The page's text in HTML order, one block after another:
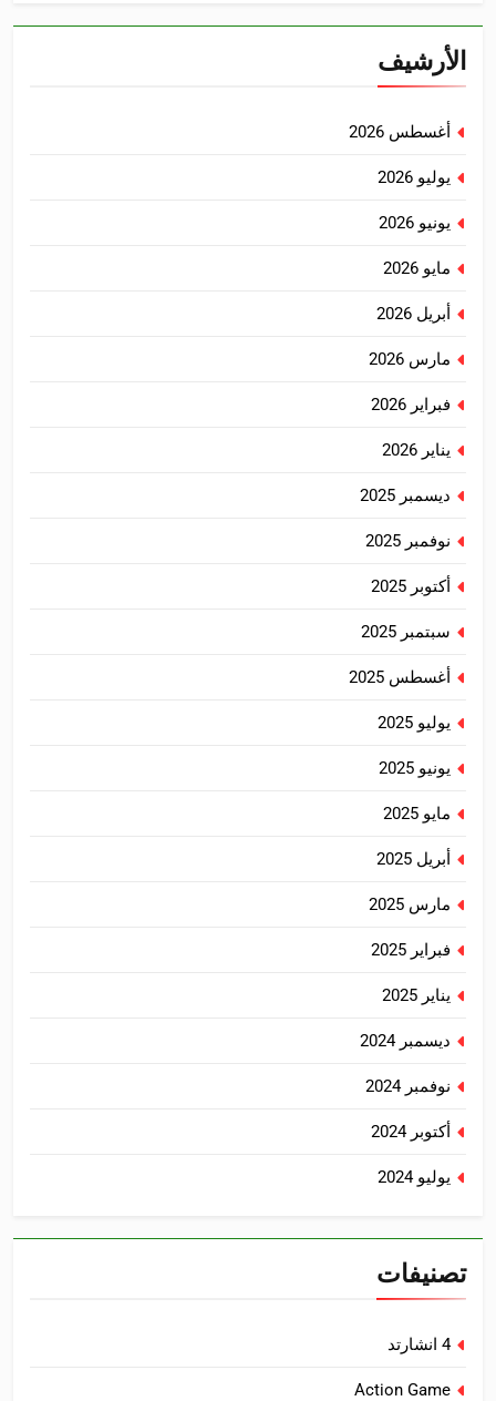
الأرشيف
أغسطس 2026
يوليو 2026
يونيو 2026
مايو 2026
أبريل 2026
مارس 2026
فبراير 2026
يناير 2026
ديسمبر 2025
نوفمبر 2025
أكتوبر 2025
سبتمبر 2025
أغسطس 2025
يوليو 2025
يونيو 2025
مايو 2025
أبريل 2025
مارس 2025
فبراير 2025
يناير 2025
ديسمبر 2024
نوفمبر 2024
أكتوبر 2024
يوليو 2024
تصنيفات
4 انشارتد
Action Game